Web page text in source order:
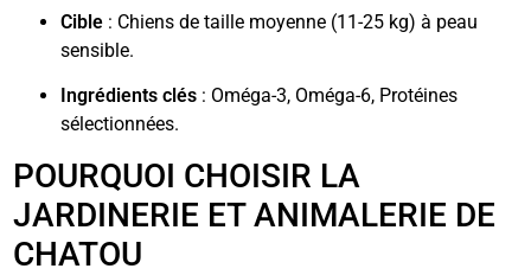
Cible : Chiens de taille moyenne (11-25 kg) à peau
sensible.
Ingrédients clés : Oméga-3, Oméga-6, Protéines
sélectionnées.
POURQUOI CHOISIR LA
JARDINERIE ET ANIMALERIE DE
CHATOU